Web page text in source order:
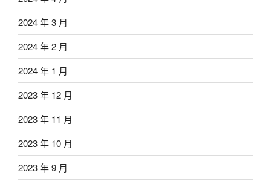
2024 年 3 月
2024 年 2 月
2024 年 1 月
2023 年 12 月
2023 年 11 月
2023 年 10 月
2023 年 9 月